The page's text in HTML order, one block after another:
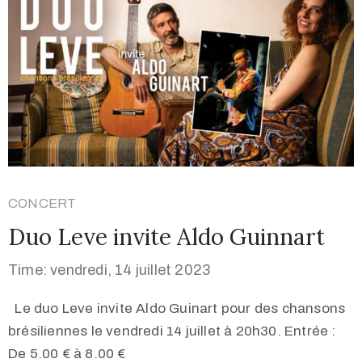
CONCERT
Duo Leve invite Aldo Guinnart
Time: vendredi, 14 juillet 2023
Le duo Leve invite Aldo Guinart pour des chansons
brésiliennes le vendredi 14 juillet à 20h30. Entrée :
De 5.00 € à 8.00 €